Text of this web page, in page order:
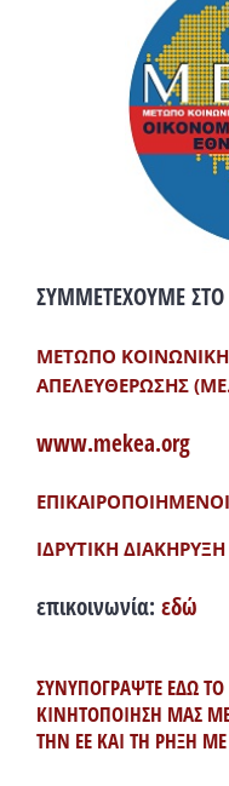
ΣΥΜΜΕΤΕΧΟΥΜΕ ΣΤΟ
ΜΕΤΩΠΟ
ΑΠΕΛΕΥΘΕΡΩΣΗΣ
www.mekea.org
ΙΔΡΥΤΙΚΗ
επικοινωνία: εδώ
ΣΥΝΥΠΟΓΡΑΨΤΕ ΕΔΩ
ΚΙΝΗΤΟΠΟΙΗΣΗ ΜΑΣ
ΤΗΝ ΕΕ ΚΑΙ ΤΗ ΡΗΞΗ